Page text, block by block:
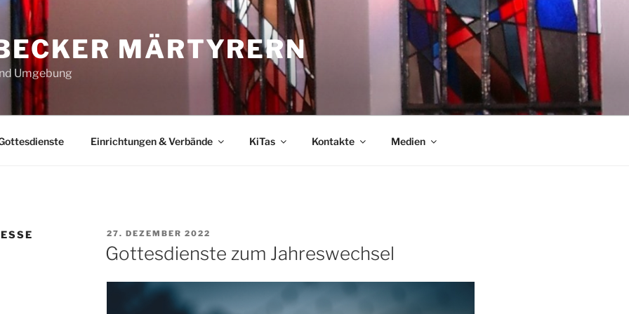
MÄRTYRERN
Umgebung
Einrichtungen & Verbände KiTas Kontakte Medien
VERÖFFENTLICHT
AM
27. DEZEMBER 2022
Gottesdienste zum Jahreswechsel